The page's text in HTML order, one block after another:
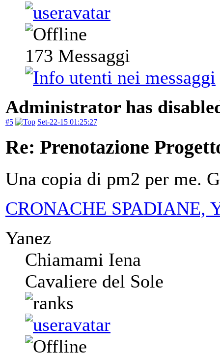
173 Messaggi
Administrator has
#5 Set-22-15 01:25:27
Re: Prenotazione
Una copia di pm2 per me.
CRONACHE SPADIANE,
Yanez
Chiamami Iena
Cavaliere del Sole